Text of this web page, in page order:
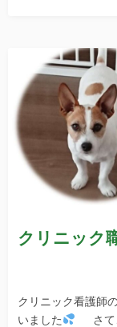
クリニック
クリニック看護師
いました
さて